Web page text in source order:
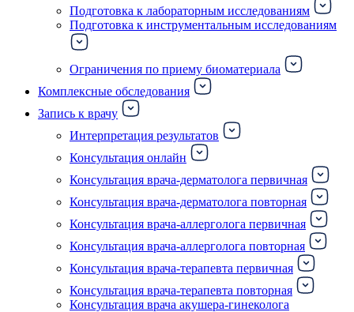
Подготовка к лабораторным исследованиям
Подготовка к инструментальным исследованиям
Ограничения по приему биоматериала
Комплексные обследования
Запись к врачу
Интерпретация результатов
Консультация онлайн
Консультация врача-дерматолога первичная
Консультация врача-дерматолога повторная
Консультация врача-аллерголога первичная
Консультация врача-аллерголога повторная
Консультация врача-терапевта первичная
Консультация врача-терапевта повторная
Консультация врача акушера-гинеколога